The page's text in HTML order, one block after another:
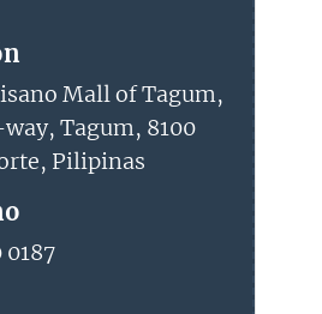
Mall of Tagum,
Tagum, 8100
Pilipinas